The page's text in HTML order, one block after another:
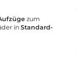
zum
in Standard-